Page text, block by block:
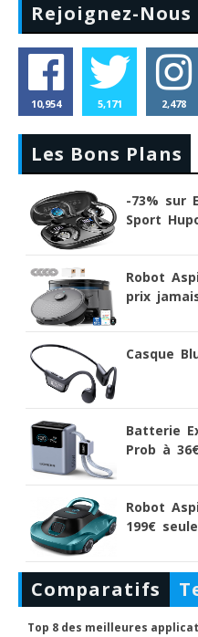
Rejoignez-Nous
10,954 5,171 2,478
Les Bons Plans
-73% sur
Sport
Robot
prix
Casque
Batterie
Prob à
Robot
199€
Comparatifs
Top 8 des meilleures